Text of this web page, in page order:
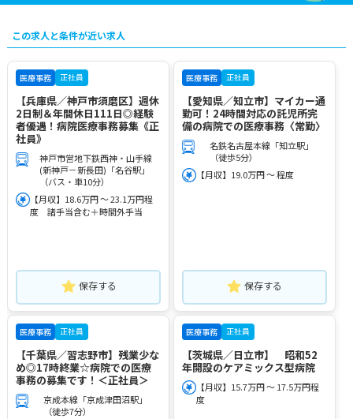
この求人と条件が近い求人
医療事務 正社員
【兵庫県／神戸市須磨区】週休
2日制＆年間休日111日◎経験
者優遇！病院医療事務募集《正
社員》
神戸市営地下鉄西神・山手線
(新神戸－新長田)「名谷駅」
（バス・車10分）
【月収】18.6万円 ～ 23.1万円程
度 諸手当含む＋時間外手当
保存する
医療事務 正社員
【愛知県／知立市】マイカー通
勤可！24時間対応の託児所完
備の病院での医療事務〈常勤〉
名鉄名古屋本線「知立駅」
（徒歩5分）
【月収】19.0万円 ～ 程度
保存する
医療事務 正社員
【千葉県／習志野市】残業少な
め◎17時終業☆病院での医療
事務の募集です！＜正社員＞
京成本線「京成津田沼駅」
（徒歩7分）
医療事務 正社員
【茨城県／日立市】 昭和52
年開設のケアミックス型病院
【月収】15.7万円 ～ 17.5万円程
度